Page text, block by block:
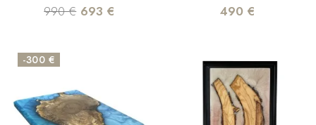
990 € 693 € 490 €
-300 €